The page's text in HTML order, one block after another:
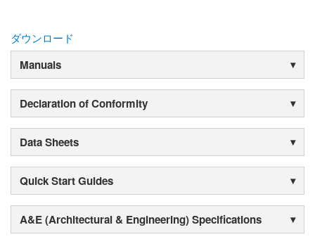
ダウンロード
Manuals
Declaration of Conformity
Data Sheets
Quick Start Guides
A&E (Architectural & Engineering) Specifications